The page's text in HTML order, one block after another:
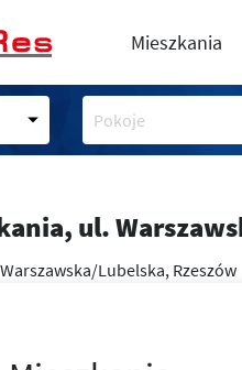
Mieszkania
Pokoje
ul.